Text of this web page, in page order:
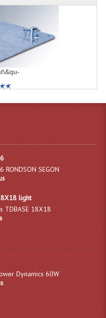
Hifi
Tweeters Filtres
Sono
Guitare
Enceintes
& Sources
Vinyles
Lecteur MP3
Mixage Intégrée
Cd MP3
Et Mp3 (rack 19")
RONDSON SEGON
light
TDBASE 18X18
Dynamics 60W